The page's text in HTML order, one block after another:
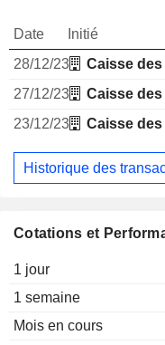
Cotations et
1 jour
1 semaine
Mois en cours
Date Initié
28/12/23
Caisse des
27/12/23
Caisse des
23/12/23
Caisse des
Historique des